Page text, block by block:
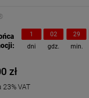
1
dni
02
gdz.
29
min.
zł
VAT